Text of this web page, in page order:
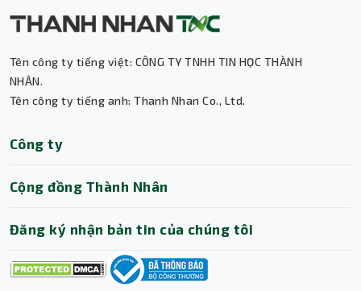
Tên công ty tiếng việt: CÔNG TY TNHH TIN HỌC THÀNH
NHÂN.
Tên công ty tiếng anh: Thanh Nhan Co., Ltd.
Công ty
Cộng đồng Thành Nhân
Đăng ký nhận bản tin của chúng tôi
Trợ lý AI • Phản hồi tức thì